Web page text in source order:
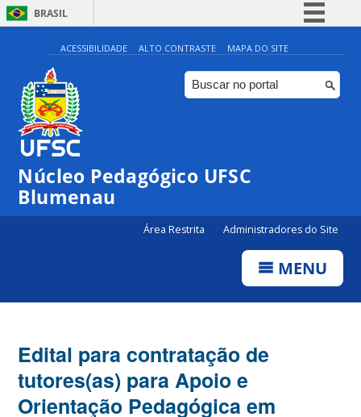
BRASIL
Simplifique!
Comunica BR
Participe
Canais
ACESSIBILIDADE ALTO CONTRASTE MAPA DO SITE
Núcleo Pedagógico UFSC
Blumenau
Área Restrita Administradores do Site
MENU
Edital para contratação de
tutores(as) para Apoio e
Orientação Pedagógica em